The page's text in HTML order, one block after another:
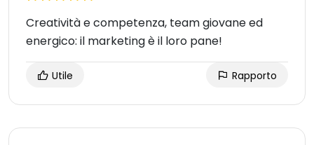
Creatività e competenza, team giovane ed
energico: il marketing è il loro pane!
Utile Rapporto